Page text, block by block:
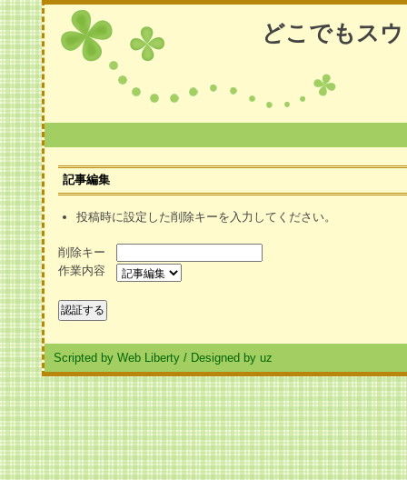
どこでもス
記事編集
投稿時に設定した削除キーを入力してください。
削除キー
作業内容
Scripted by Web Liberty / Designed by uz